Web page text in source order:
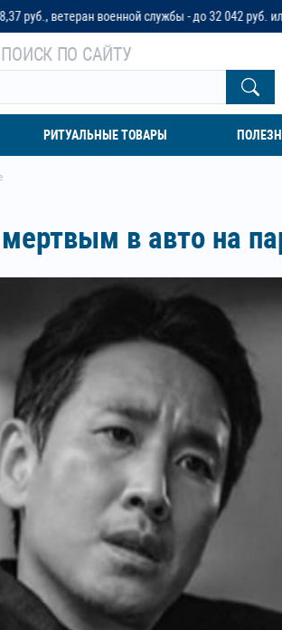
- до 32 042 руб. или до трех пенсионных
ПОИСК ПО САЙТУ
РИТУАЛЬНЫЕ ТОВАРЫ
в авто на